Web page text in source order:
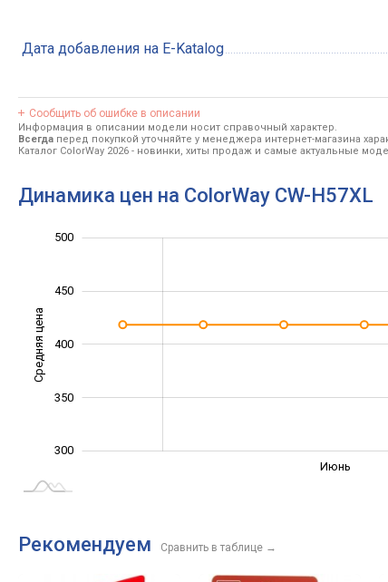
Дата добавления на E-Katalog
Сообщить об ошибке в описании
Информация в описании модели носит справочный характер.
Всегда перед покупкой уточняйте у менеджера интернет-магазина
Каталог ColorWay 2026 - новинки, хиты продаж и самые актуальные
Динамика цен на ColorWay CW-H57XL
Средняя цена 300
300
350
400
450
500
Июнь
Рекомендуем Сравнить в таблице →